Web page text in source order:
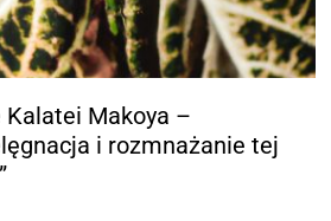
Kalatei Makoya –
i rozmnażanie tej